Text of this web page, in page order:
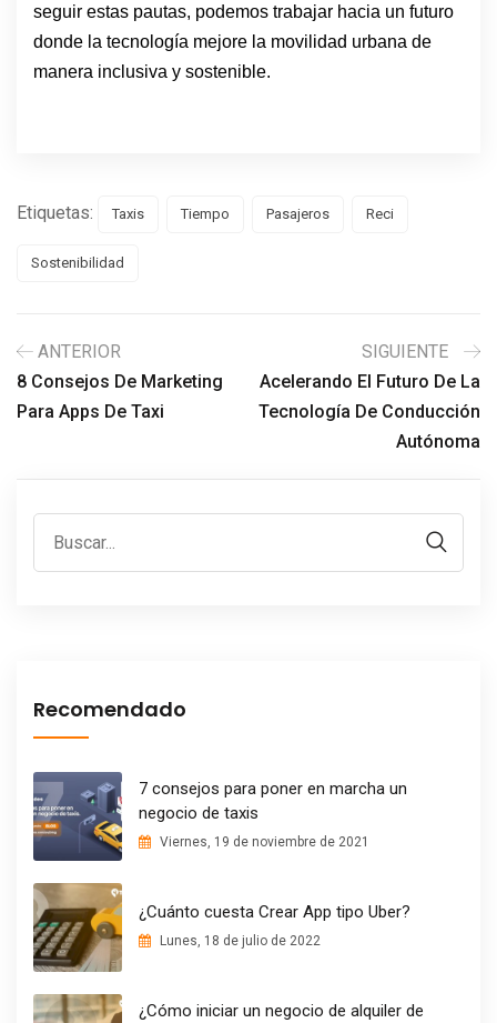
seguir estas pautas, podemos trabajar hacia un futuro
donde la tecnología mejore la movilidad urbana de
manera inclusiva y sostenible.
Etiquetas: Taxis Tiempo Pasajeros Reci
Sostenibilidad
ANTERIOR
8 Consejos De Marketing
Para Apps De Taxi
SIGUIENTE
Acelerando El Futuro De La
Tecnología De Conducción
Autónoma
Recomendado
7 consejos para poner en marcha un
negocio de taxis
Viernes, 19 de noviembre de 2021
¿Cuánto cuesta Crear App tipo Uber?
Lunes, 18 de julio de 2022
¿Cómo iniciar un negocio de alquiler de